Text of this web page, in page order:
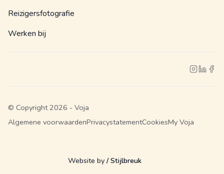
Reizigersfotografie
Werken bij
© Copyright 2026 - Voja
Algemene voorwaardenPrivacystatementCookiesMy Voja
Website by / Stijlbreuk